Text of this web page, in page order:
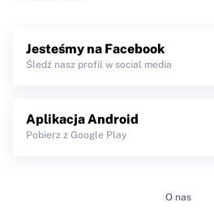
Jesteśmy na Facebook
Śledź nasz profil w social media
Aplikacja Android
Pobierz z Google Play
O nas